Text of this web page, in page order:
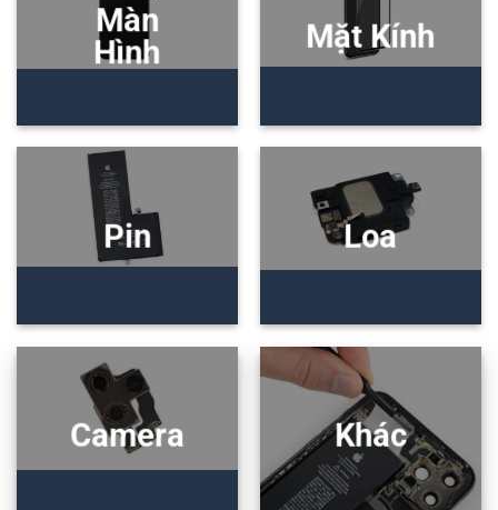
Màn
Hình
Mặt Kính
Pin Loa
Camera Khác